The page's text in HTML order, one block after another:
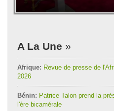
A La Une
Afrique: Revue de presse de
2026
Bénin: Patrice Talon prend la
l'ère bicamérale